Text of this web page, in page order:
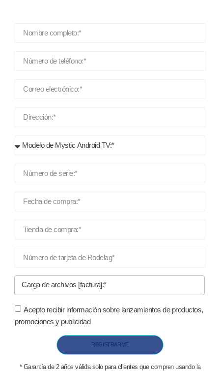
Carga de archivos [factura]:*
Acepto recibir información sobre lanzamientos de productos,
promociones y publicidad
REGISTRARME
* Garantía de 2 años válida solo para clientes que compren usando la